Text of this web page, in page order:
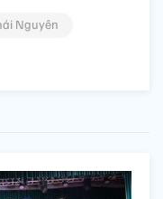
Nguyên